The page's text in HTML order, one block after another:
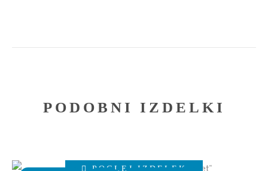
PODOBNI IZDELKI
POGLEJ IZDELEK
Ta